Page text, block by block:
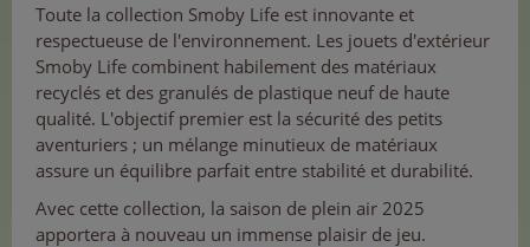
Toute la collection Smoby Life est innovante et
respectueuse de l'environnement. Les jouets d'extérieur
Smoby Life combinent habilement des matériaux
recyclés et des granulés de plastique neuf de haute
qualité. L'objectif premier est la sécurité des petits
aventuriers ; un mélange minutieux de matériaux
assure un équilibre parfait entre stabilité et durabilité.
Avec cette collection, la saison de plein air 2025
apportera à nouveau un immense plaisir de jeu.